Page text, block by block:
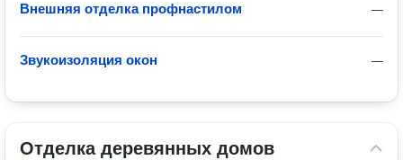
—
Внешняя отделка профнастилом
—
Звукоизоляция окон
Отделка деревянных домов